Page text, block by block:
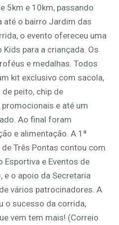
5km e 10km, passando
até o bairro Jardim das
o evento ofereceu uma
para a criançada. Os
e medalhas. Todos
kit exclusivo com sacola,
peito, chip de
e até um
Ao final foram
e alimentação. A 1ª
Três Pontas contou com
Esportiva e Eventos de
e o apoio da Secretaria
vários patrocinadores. A
o sucesso da corrida,
vem tem mais! (Correio